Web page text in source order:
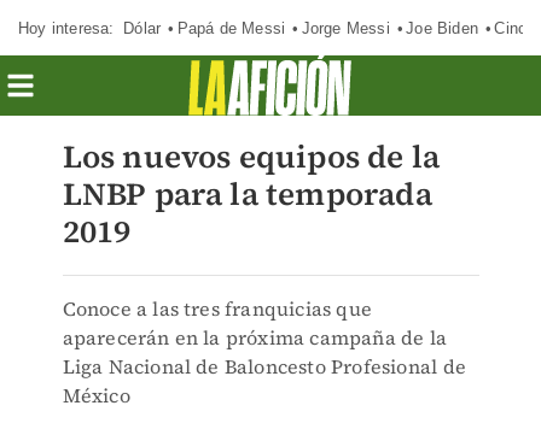
Hoy interesa: Dólar Papá de Messi Jorge Messi Joe Biden
Los nuevos equipos de la
LNBP para la temporada
2019
Conoce a las tres franquicias que
aparecerán en la próxima campaña de la
Liga Nacional de Baloncesto Profesional de
México